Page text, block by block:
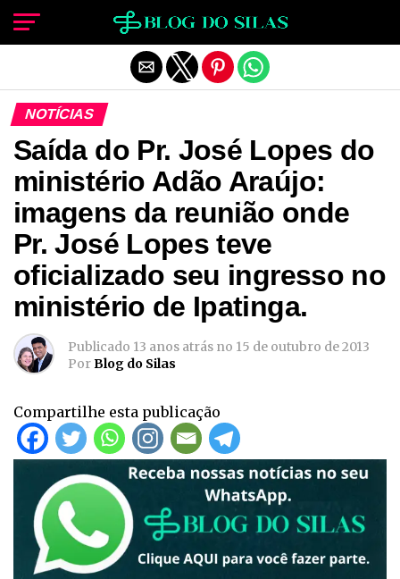
NOTÍCIAS
Saída do Pr. José Lopes do
ministério Adão Araújo:
imagens da reunião onde
Pr. José Lopes teve
oficializado seu ingresso no
ministério de Ipatinga.
Publicado 13 anos atrás no 15 de outubro de 2013
PorBlog do Silas
Compartilhe esta publicação
Sair da versão mobile